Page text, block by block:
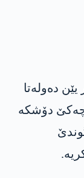
شەر یێن دەولەتا
چەکێ دۆشکە